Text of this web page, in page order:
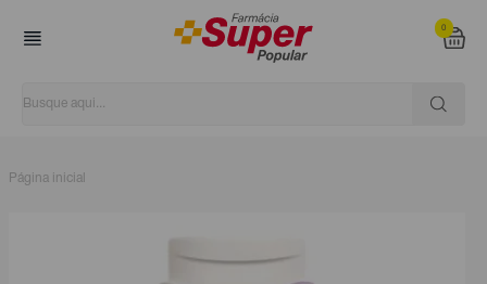
0
Página inicial